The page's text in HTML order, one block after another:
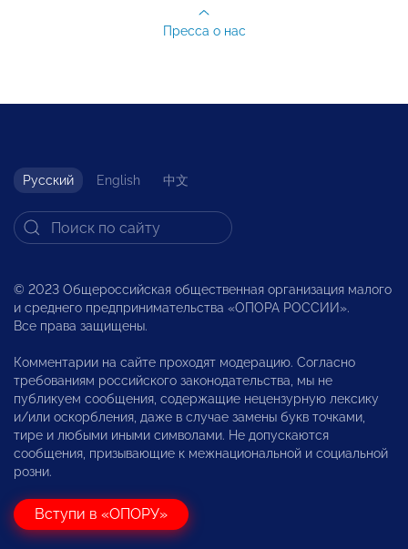
Пресса о нас
Русский English 中文
© 2023 Общероссийская общественная организация малого
и среднего предпринимательства «ОПОРА РОССИИ».
Все права защищены.
Комментарии на сайте проходят модерацию. Согласно
требованиям российского законодательства, мы не
публикуем сообщения, содержащие нецензурную лексику
и/или оскорбления, даже в случае замены букв точками,
тире и любыми иными символами. Не допускаются
сообщения, призывающие к межнациональной и социальной
розни.
Вступи в «ОПОРУ»